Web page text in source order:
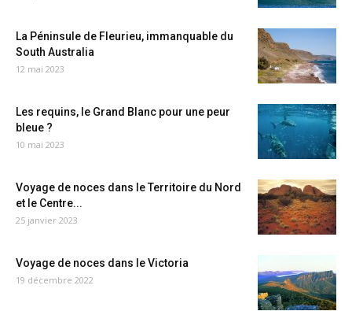
La Péninsule de Fleurieu, immanquable du
South Australia
12 mai 2023
Les requins, le Grand Blanc pour une peur
bleue ?
10 mai 2023
Voyage de noces dans le Territoire du Nord
et le Centre...
25 janvier 2023
Voyage de noces dans le Victoria
19 décembre 2022